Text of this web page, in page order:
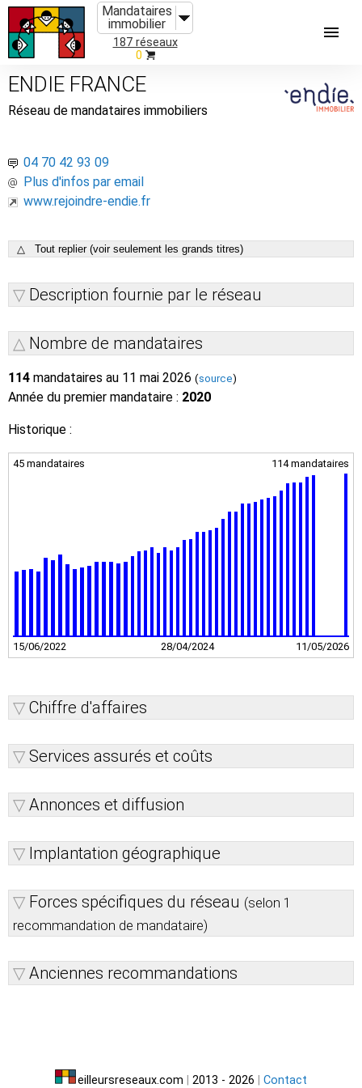
Mandataires
immobilier
187 réseaux
0
ENDIE FRANCE
Réseau de mandataires immobiliers
04 70 42 93 09
Plus d'infos par email
www.rejoindre-endie.fr
△ Tout replier (voir seulement les grands titres)
Description fournie par le réseau
Nombre de mandataires
114 mandataires au 11 mai 2026 (source)
Année du premier mandataire : 2020
Historique :
45 mandataires 114 mandataires
15/06/2022 28/04/2024 11/05/2026
Chiffre d'affaires
Services assurés et coûts
Annonces et diffusion
Implantation géographique
Forces spécifiques du réseau (selon 1
recommandation de mandataire)
Anciennes recommandations
eilleursreseaux.com 2013 - 2026 Contact